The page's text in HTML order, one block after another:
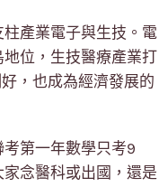
產業電子與生技。電
位，生技醫療產業打
，也成為經濟發展的
第一年數學只考9
念醫科或出國，還是